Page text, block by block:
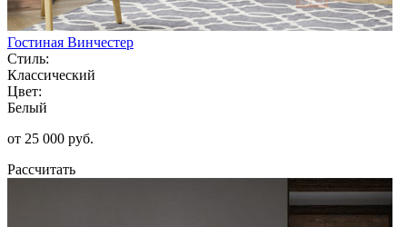
Гостиная Винчестер
Стиль:
Классический
Цвет:
Белый
от 25 000 руб.
Рассчитать